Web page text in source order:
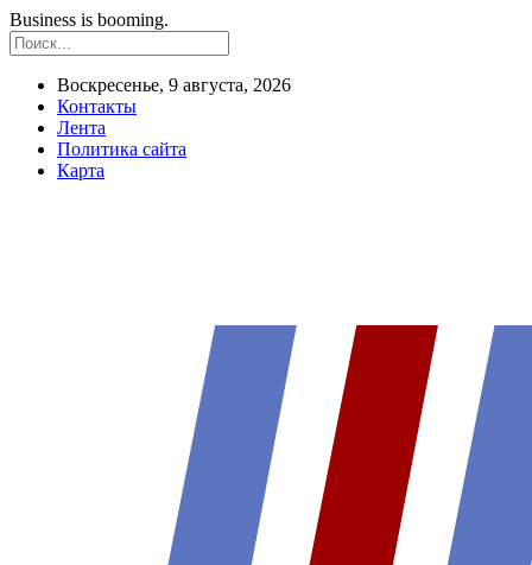
Business is booming.
Воскресенье, 9 августа, 2026
Контакты
Лента
Политика сайта
Карта